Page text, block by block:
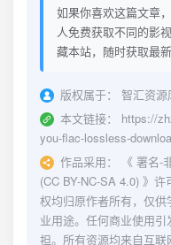
如果你喜欢这篇文章
人免费获取不同的影
藏本站，随时获取最
版权属于：
智汇资源
本文链接：
https://
you-flac-lossless-
作品采用：
《 署名-
(CC BY-NC-SA 4.0) 》许
权均归原作者所有，仅
业用途。任何商业使用
担。所有资源均来自互联